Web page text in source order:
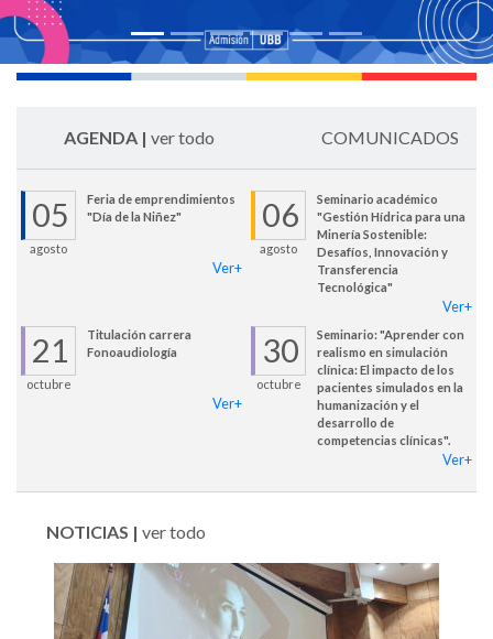
AGENDA | ver todo COMUNICADOS
05
agosto
Feria de emprendimientos
"Día de la Niñez"
Ver+
06
agosto
Seminario académico
"Gestión Hídrica para una
Minería Sostenible:
Desafíos, Innovación y
Transferencia
Tecnológica"
Ver+
21
octubre
Titulación carrera
Fonoaudiología
Ver+
30
octubre
Seminario: "Aprender con
realismo en simulación
clínica: El impacto de los
pacientes simulados en la
humanización y el
desarrollo de
competencias clínicas".
Ver+
NOTICIAS | ver todo